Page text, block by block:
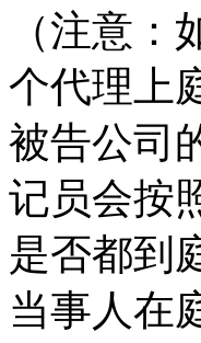
（注意
个代理上
被告公司
记员会按
是否都到
当事人在